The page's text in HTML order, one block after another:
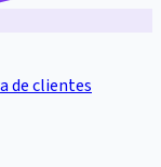
de clientes